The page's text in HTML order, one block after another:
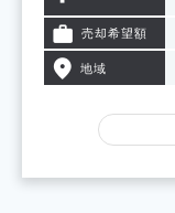
売却希望額
地域